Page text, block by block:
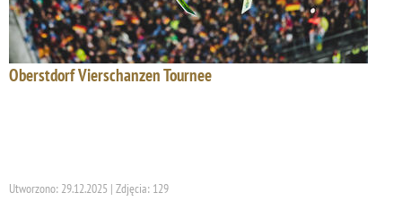
Oberstdorf Vierschanzen Tournee
Utworzono: 29.12.2025 | Zdjęcia: 129